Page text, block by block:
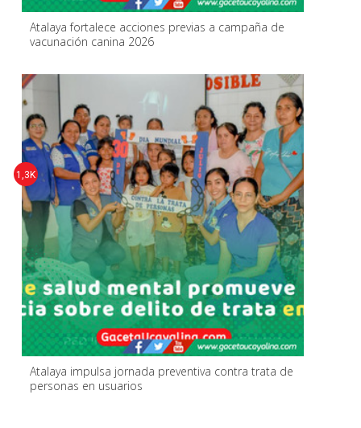
Atalaya fortalece acciones previas a campaña de
vacunación canina 2026
Atalaya impulsa jornada preventiva contra trata de
personas en usuarios
1,3K